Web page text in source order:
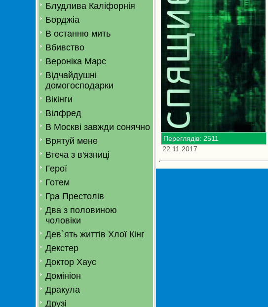
Блудлива Каліфорнія
Борджіа
В останню мить
Вбивство
Вероніка Марс
Відчайдушні
домогосподарки
Вікінги
Вілфред
В Москві завжди сонячно
Врятуй мене
Втеча з в'язниці
Герої
Готем
Гра Престолів
Два з половиною
чоловіки
Дев`ять життів Хлої Кінг
Декстер
Доктор Хаус
Домініон
Дракула
Друзі
Переглядів: 2511
22.11.2017